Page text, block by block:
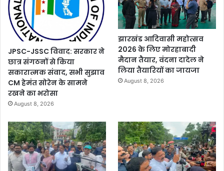
JPSC-JSSC विवाद: सरकार ने
छात्र संगठनों से किया
सकारात्मक संवाद, सभी सुझाव
CM हेमंत सोरेन के सामने
रखने का भरोसा
August 8, 2026
झारखंड आदिवासी महोत्सव
2026 के लिए मोरहाबादी
मैदान तैयार, वंदना दादेल ने
लिया तैयारियों का जायजा
August 8, 2026